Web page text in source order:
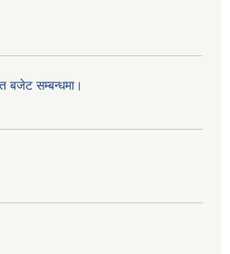
बजेट सम्बन्धमा।